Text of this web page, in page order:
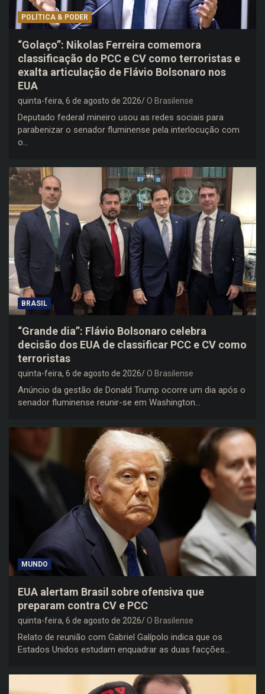
POLÍTICA & PODER
“Golaço”: Nikolas Ferreira comemora
classificação do PCC e CV como terroristas e
exalta articulação de Flávio Bolsonaro nos
EUA
quinta-feira, 6 de agosto de 2026 O Brasilense
Deputado federal mineiro usou as redes sociais para
parabenizar o senador fluminense pela interlocução com
o…
BRASIL
“Grande dia”: Flávio Bolsonaro celebra
decisão dos EUA de classificar PCC e CV como
terroristas
quinta-feira, 6 de agosto de 2026 O Brasilense
Anúncio da gestão de Donald Trump ocorre um dia após o
senador fluminense reunir-se em Washington…
MUNDO
EUA alertam Brasil sobre ofensiva que
preparam contra CV e PCC
quinta-feira, 6 de agosto de 2026 O Brasilense
Relato de reunião com Gabriel Galípolo indica que os
Estados Unidos estudam enquadrar as duas facções…